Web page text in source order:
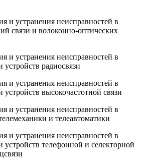
и устранения неисправностей в
связи и волоконно-оптических
и устранения неисправностей в
устройств радиосвязи
и устранения неисправностей в
устройств высокочастотной связи
и устранения неисправностей в
и телеавтоматики
и устранения неисправностей в
устройств телефонной и селекторной